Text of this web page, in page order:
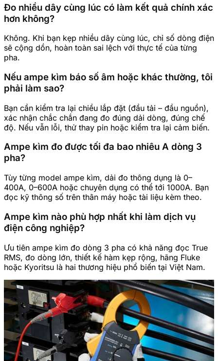
Đo nhiều dây cùng lúc có làm kết quả chính xác
hơn không?
Không. Khi bạn kẹp nhiều dây cùng lúc, chỉ số dòng điện
sẽ cộng dồn, hoàn toàn sai lệch với thực tế của từng
pha.
Nếu ampe kìm báo số âm hoặc khác thường, tôi
phải làm sao?
Bạn cần kiểm tra lại chiều lắp đặt (đầu tải – đầu nguồn),
xác nhận chắc chắn đang đo đúng dải dòng, đúng chế
độ. Nếu vẫn lỗi, thử thay pin hoặc kiểm tra lại cảm biến.
Ampe kìm đo được tối đa bao nhiêu A dòng 3
pha?
Tùy từng model ampe kìm, dải đo thông dụng là 0–
400A, 0–600A hoặc chuyên dụng có thể tới 1000A. Bạn
đọc kỹ thông số trên thân máy hoặc tài liệu kèm theo.
Ampe kìm nào phù hợp nhất khi làm dịch vụ
điện công nghiệp?
Ưu tiên ampe kìm đo dòng 3 pha có khả năng đọc True
RMS, đo dòng lớn, thiết kế hàm kẹp rộng, hãng Fluke
hoặc Kyoritsu là hai thương hiệu phổ biến tại Việt Nam.